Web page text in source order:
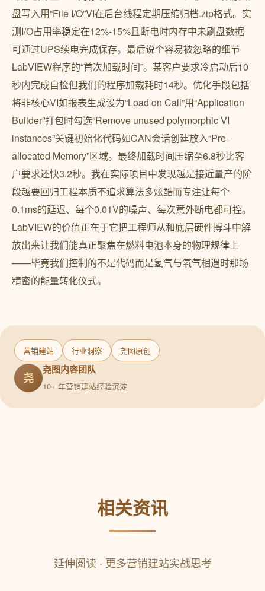
盘写入用“File I/O”VI在后台线程定期压缩归档.zip格式。实
测I/O占用率稳定在12%-15%且断电时内存中未刷盘数据
可通过UPS续电完成保存。最后说个容易被忽略的细节
LabVIEW程序的“首次加载时间”。某客户要求冷启动后10
秒内完成自检但我们的程序加载耗时14秒。优化手段包括
将非核心VI如报表生成设为“Load on Call”用“Application
Builder”打包时勾选“Remove unused polymorphic VI
instances”关键初始化代码如CAN会话创建放入“Pre-
allocated Memory”区域。最终加载时间压缩至6.8秒比客
户要求还快3.2秒。我在实际项目中发现越是接近量产的阶
段越要回归工程本质不追求算法多炫酷而专注让每个
0.1ms的延迟、每个0.01V的噪声、每次意外断电都可控。
LabVIEW的价值正在于它把工程师从和底层硬件搏斗中解
放出来让我们能真正聚焦在燃料电池本身的物理规律上
——毕竟我们控制的不是代码而是氢气与氧气相遇时那场
精密的能量转化仪式。
营销建站 行业洞察 尧图原创
尧
尧图内容团队
10+ 年营销建站经验沉淀
相关资讯
延伸阅读 · 更多营销建站实战思考